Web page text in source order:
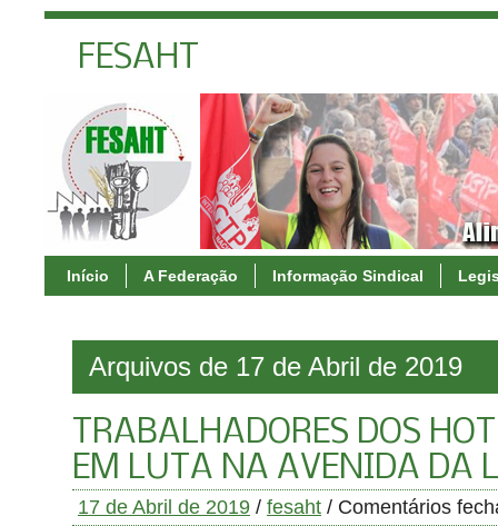
FESAHT
Início A Federação Informação Sindical
Arquivos de 17 de Abril de 2019
TRABALHADORES DOS
EM LUTA NA AVENIDA DA
17 de Abril de 2019 / fesaht / Comentários